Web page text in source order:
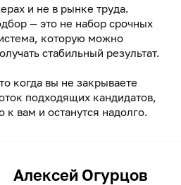
и не в рынке труда.
— это не набор срочных
которую можно
стабильный результат.
когда вы не закрываете
подходящих кандидатов,
вам и останутся надолго.
Алексей Огурцов